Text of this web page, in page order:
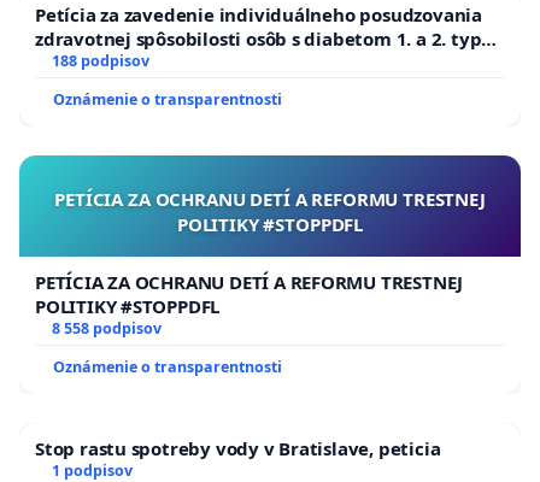
Petícia za zavedenie individuálneho posudzovania
zdravotnej spôsobilosti osôb s diabetom 1. a 2. typu
pri prijímaní do Policajného zboru SR
188 podpisov
Oznámenie o transparentnosti
PETÍCIA ZA OCHRANU DETÍ A REFORMU TRESTNEJ
POLITIKY #STOPPDFL
PETÍCIA ZA OCHRANU DETÍ A REFORMU TRESTNEJ
POLITIKY #STOPPDFL
8 558 podpisov
Oznámenie o transparentnosti
Stop rastu spotreby vody v Bratislave, peticia
1 podpisov